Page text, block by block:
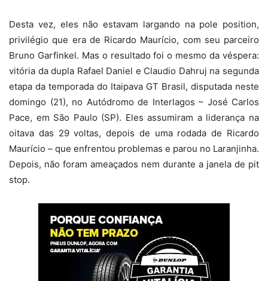
Desta vez, eles não estavam largando na pole position,
privilégio que era de Ricardo Maurício, com seu parceiro
Bruno Garfinkel. Mas o resultado foi o mesmo da véspera:
vitória da dupla Rafael Daniel e Claudio Dahruj na segunda
etapa da temporada do Itaipava GT Brasil, disputada neste
domingo (21), no Autódromo de Interlagos – José Carlos
Pace, em São Paulo (SP). Eles assumiram a liderança na
oitava das 29 voltas, depois de uma rodada de Ricardo
Maurício – que enfrentou problemas e parou no Laranjinha.
Depois, não foram ameaçados nem durante a janela de pit
stop.